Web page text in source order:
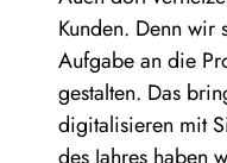
Kunden. Denn wir
Aufgabe an die
gestalten. Das
digitalisieren mit